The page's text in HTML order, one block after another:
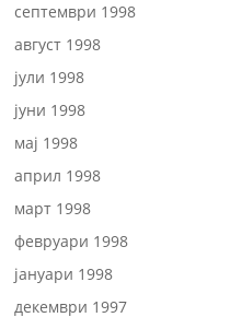
септември 1998
август 1998
јули 1998
јуни 1998
мај 1998
април 1998
март 1998
февруари 1998
јануари 1998
декември 1997